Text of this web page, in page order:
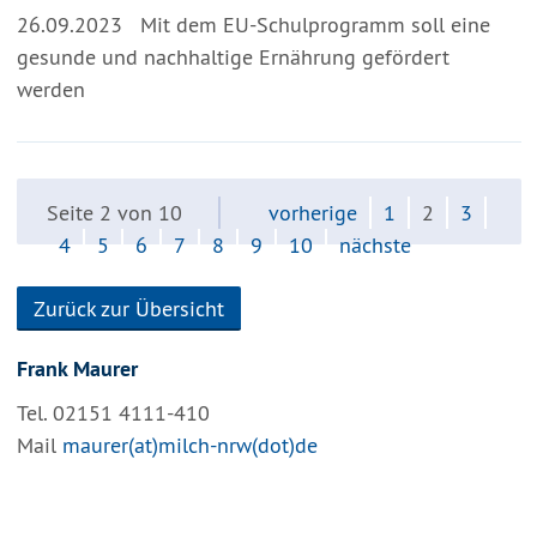
26.09.2023
Mit dem EU-Schulprogramm soll eine
gesunde und nachhaltige Ernährung gefördert
werden
Seite 2 von 10 vorherige 1 2
3
4
5 6 7 8 9 10 nächste
Zurück zur Übersicht
Frank Maurer
Tel. 02151 4111-410
Mail maurer(at)milch-nrw(dot)de